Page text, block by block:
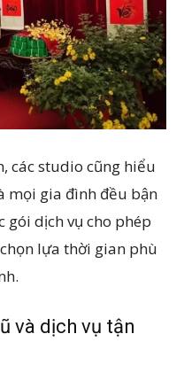
các studio cũng hiểu
mọi gia đình đều bận
gói dịch vụ cho phép
lựa thời gian phù
và dịch vụ tận